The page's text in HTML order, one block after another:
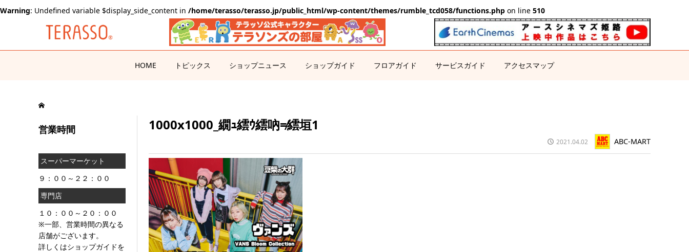
Warning: Undefined variable $display_side_content in /home/terasso/terasso.jp/public_html/wp-content/themes/rumble_tcd058/functions.php on line 510
HOME トピックス ショップニュース ショップガイド フロアガイド サービスガイド アクセスマップ
1000x1000_繝ｭ繧ｳ繧吶≠繧垣1
2021.04.02 ABC-MART
営業時間
スーパーマーケット
９：００～２２：００
専門店
１０：００～２０：００
※一部、営業時間の異なる
店舗がございます。
詳しくはショップガイドを